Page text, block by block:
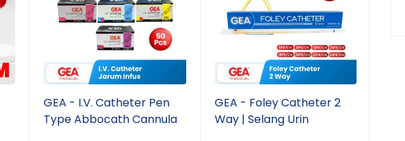
GEA - I.V. Catheter Pen
Type Abbocath Cannula
GEA - Foley Catheter 2
Way | Selang Urin